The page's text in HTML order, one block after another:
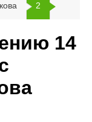
2
14